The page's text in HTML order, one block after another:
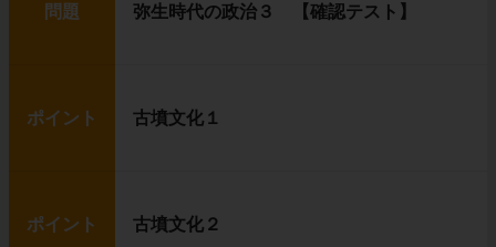
問題 弥生時代の政治３ 【確認テスト】
ポイント 古墳文化１
ポイント 古墳文化２